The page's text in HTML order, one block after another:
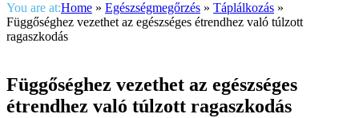
You are at:Home » Egészségmegőrzés » Táplálkozás »
Függőséghez vezethet az egészséges étrendhez való túlzott
ragaszkodás
Függőséghez vezethet az egészséges
étrendhez való túlzott ragaszkodás